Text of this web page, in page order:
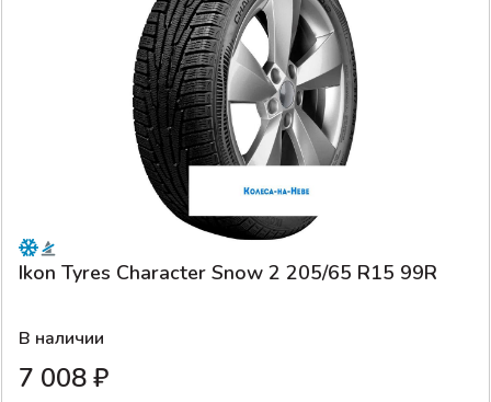
Ikon Tyres Character Snow 2 205/65 R15 99R
В наличии
7 008 ₽